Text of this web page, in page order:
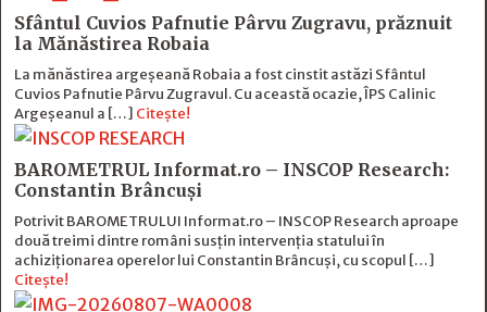
Sfântul Cuvios Pafnutie Pârvu Zugravu, prăznuit
la Mănăstirea Robaia
La mănăstirea argeșeană Robaia a fost cinstit astăzi Sfântul
Cuvios Pafnutie Pârvu Zugravul. Cu această ocazie, ÎPS Calinic
Argeșeanul a […] Citește!
BAROMETRUL Informat.ro – INSCOP Research:
Constantin Brâncuși
Potrivit BAROMETRULUI Informat.ro – INSCOP Research aproape
două treimi dintre români susțin intervenția statului în
achiziționarea operelor lui Constantin Brâncuși, cu scopul […]
Citește!